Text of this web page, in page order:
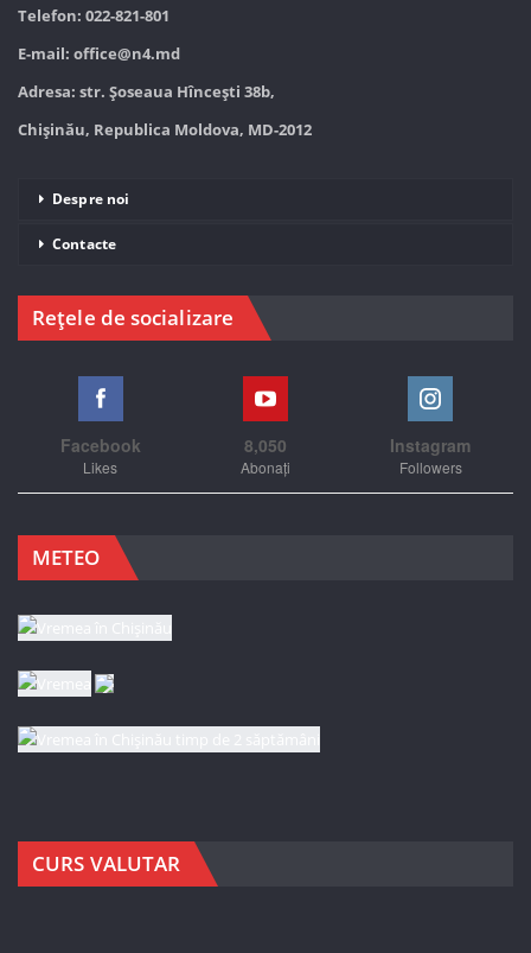
Telefon: 022-821-801
E-mail: office@n4.md
Adresa: str. Șoseaua Hînceşti 38b,
Chișinău, Republica Moldova, MD-2012
Despre noi
Contacte
Rețele de socializare
Facebook
Likes
8,050
Abonați
Instagram
Followers
METEO
CURS VALUTAR